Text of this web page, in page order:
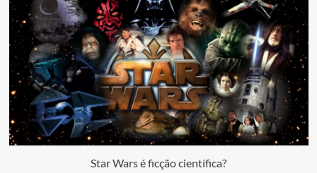
Star Wars é ficção científica?